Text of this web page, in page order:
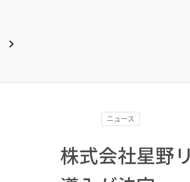
chevron_right
ニュース
株式会社星野